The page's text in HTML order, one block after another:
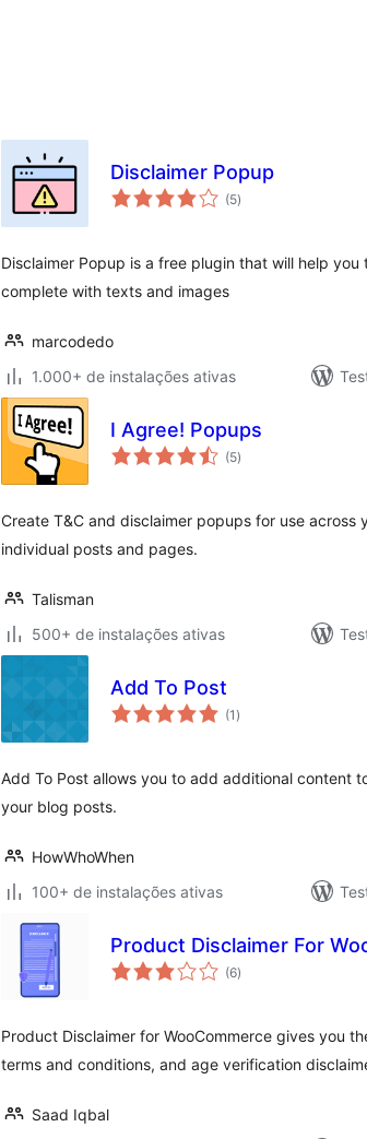
Disclaimer Popup
(5total
de
)
Disclaimer Popup is a free plugin that will help
complete with texts and images
marcodedo
1.000+ de instalações ativas
I Agree! Popups
(5total
de
)
Create T&C and disclaimer popups for use across
individual posts and pages.
Talisman
500+ de instalações ativas
Add To Post
(1 total
de
)
Add To Post allows you to add additional content
your blog posts.
HowWhoWhen
100+ de instalações ativas
Product Disclaimer For
(6total
de
)
Product Disclaimer for WooCommerce gives you
terms and conditions, and age verification
Saad Iqbal